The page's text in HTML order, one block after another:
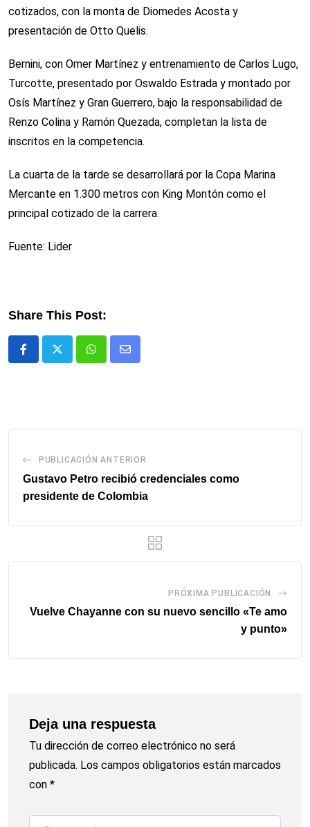
cotizados, con la monta de Diomedes Acosta y
presentación de Otto Quelis.
Bernini, con Omer Martínez y entrenamiento de Carlos Lugo,
Turcotte, presentado por Oswaldo Estrada y montado por
Osís Martínez y Gran Guerrero, bajo la responsabilidad de
Renzo Colina y Ramón Quezada, completan la lista de
inscritos en la competencia.
La cuarta de la tarde se desarrollará por la Copa Marina
Mercante en 1.300 metros con King Montón como el
principal cotizado de la carrera.
Fuente: Lider
Share This Post:
WhatsappComparte
PUBLICACIÓN ANTERIOR
Gustavo Petro recibió credenciales como
presidente de Colombia
PRÓXIMA PUBLICACIÓN
Vuelve Chayanne con su nuevo sencillo «Te amo
y punto»
Deja una respuesta
Tu dirección de correo electrónico no será
publicada. Los campos obligatorios están marcados
con *